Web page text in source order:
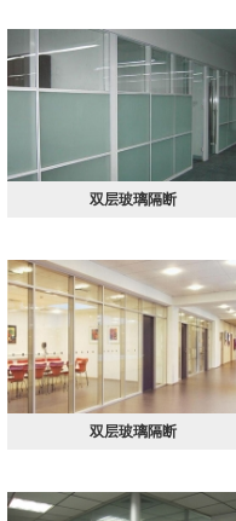
双层玻璃隔断
双层玻璃隔断